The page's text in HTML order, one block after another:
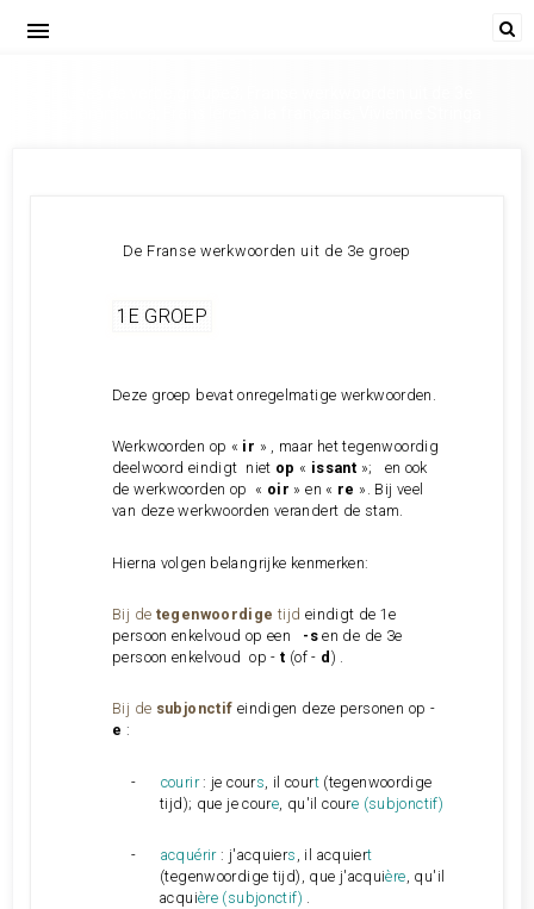
menu
De Franse werkwoorden uit de 3e groep
1E GROEP
Deze groep bevat onregelmatige werkwoorden.
Werkwoorden op « ir » , maar het tegenwoordig
deelwoord eindigt niet op« issant »; en ook
de werkwoorden op « oir » en « re ». Bij veel
van deze werkwoorden verandert de stam.
Hierna volgen belangrijke kenmerken:
Bij de tegenwoordige tijd eindigt de 1e
persoon enkelvoud op een -sen de de 3e
persoon enkelvoud op - t (of - d ) .
Bij de subjonctif eindigen deze personen op -
e :
- courir: je cours , il court(tegenwoordige
tijd); que je coure , qu'il coure (subjonctif)
- acquérir: j'acquiers , il acquiert
(tegenwoordige tijd), que j'acquière , qu'il
acquière (subjonctif)